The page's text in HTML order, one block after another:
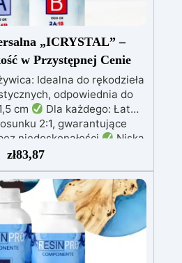
„ICRYSTAL” –
w Przystępnej Cenie
Idealna do rękodzieła
odpowiednia do
cm
Dla każdego: Łatwe
2:1, gwarantujące
niedoskonałości
Niska
odlewy bez pęcherzyków,
silikonem, szkłem,
Bezpieczna po
bezpieczna dla
i rozpuszczalników (VOC
i samopoziomująca: Z
żółknięciu dla trwałego i
wykończenia
zł83,87